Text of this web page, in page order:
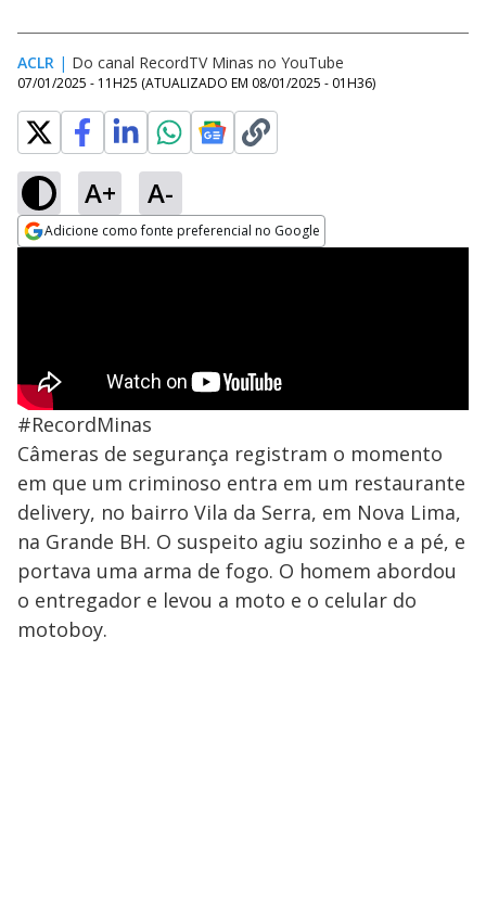
ACLR | Do canal RecordTV Minas no YouTube
07/01/2025 - 11H25 (ATUALIZADO EM 08/01/2025 - 01H36)
A+ A-
Adicione como fonte preferencial no Google
#RecordMinas
Câmeras de segurança registram o momento
em que um criminoso entra em um restaurante
delivery, no bairro Vila da Serra, em Nova Lima,
na Grande BH. O suspeito agiu sozinho e a pé, e
portava uma arma de fogo. O homem abordou
o entregador e levou a moto e o celular do
motoboy.